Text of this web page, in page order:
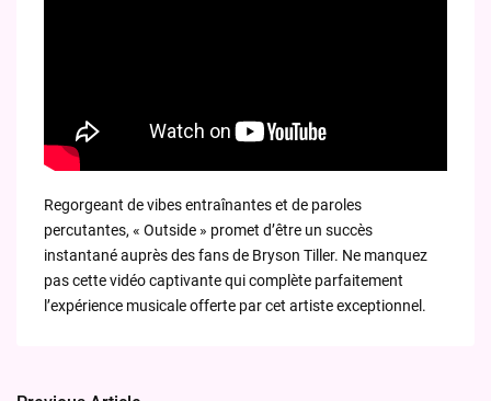
Regorgeant de vibes entraînantes et de paroles
percutantes, « Outside » promet d’être un succès
instantané auprès des fans de Bryson Tiller. Ne manquez
pas cette vidéo captivante qui complète parfaitement
l’expérience musicale offerte par cet artiste exceptionnel.